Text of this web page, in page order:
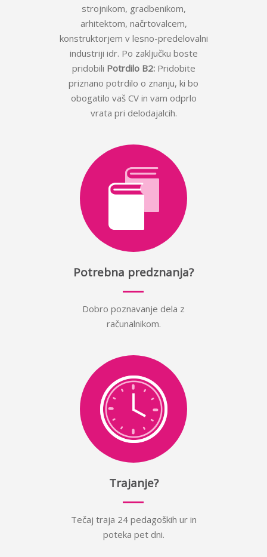
strojnikom, gradbenikom,
arhitektom, načrtovalcem,
konstruktorjem v lesno-predelovalni
industriji idr. Po zaključku boste
pridobili Potrdilo B2:Pridobite
priznano potrdilo o znanju, ki bo
obogatilo vaš CV in vam odprlo
vrata pri delodajalcih.
Potrebna predznanja?
Dobro poznavanje dela z
računalnikom.
Trajanje?
Tečaj traja 24 pedagoških ur in
poteka pet dni.